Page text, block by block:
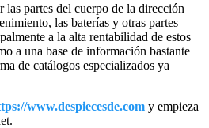
las partes del cuerpo de la dirección
las baterías y otras partes
a la alta rentabilidad de estos
a una base de información bastante
de catálogos especializados ya
www.despiecesde.com y empieza